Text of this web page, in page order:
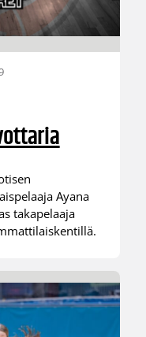
Ayana
takapelaaja